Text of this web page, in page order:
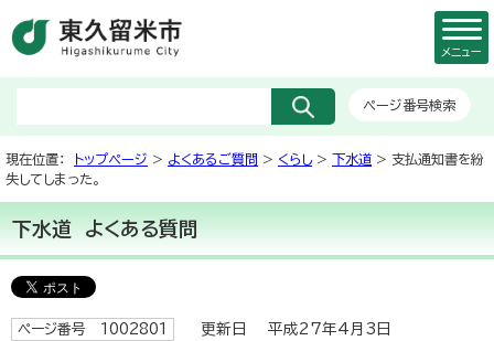
ページ番号検索
メニュー
現在位置： トップページ > よくあるご質問 > くらし> 下水道 > 支払通知書を紛
失してしまった。
下水道 よくある質問
ページ番号 1002801 更新日 平成27年4月3日